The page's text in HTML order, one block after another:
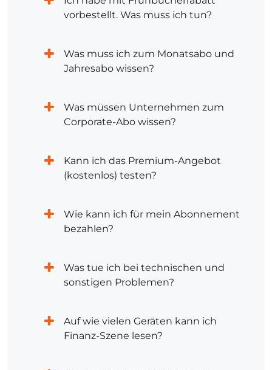
vorbestellt. Was muss ich tun?
Was muss ich zum Monatsabo und
Jahresabo wissen?
Was müssen Unternehmen zum
Corporate-Abo wissen?
Kann ich das Premium-Angebot
(kostenlos) testen?
Wie kann ich für mein Abonnement
bezahlen?
Was tue ich bei technischen und
sonstigen Problemen?
Auf wie vielen Geräten kann ich
Finanz-Szene lesen?